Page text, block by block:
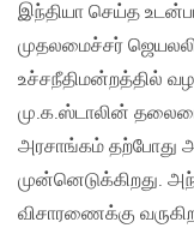
இந்தியா செய்த
முதலமைச்சர்
உச்சநீதிமன்றத்தில்
மு.க.ஸ்டாலின்
அரசாங்கம் தற்போது
முன்னெடுக்கிறது.
விசாரணைக்கு